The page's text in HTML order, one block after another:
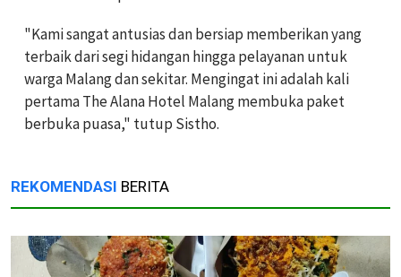
"Kami sangat antusias dan bersiap memberikan yang
terbaik dari segi hidangan hingga pelayanan untuk
warga Malang dan sekitar. Mengingat ini adalah kali
pertama The Alana Hotel Malang membuka paket
berbuka puasa," tutup Sistho.
REKOMENDASI BERITA